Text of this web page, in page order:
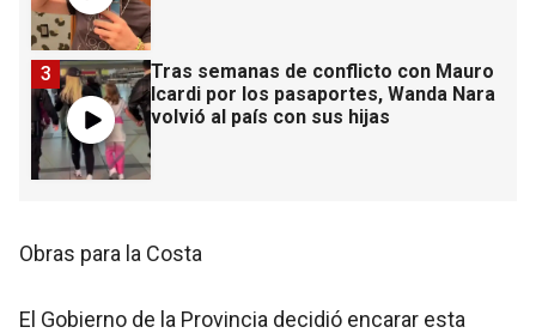
Tras semanas de conflicto con Mauro
Icardi por los pasaportes, Wanda Nara
volvió al país con sus hijas
3
Obras para la Costa
El Gobierno de la Provincia decidió encarar esta